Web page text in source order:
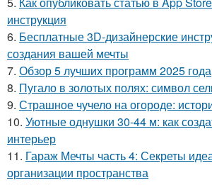
инструкция
6. Бесплатные 3D-дизайнерские
создания вашей мечты
7. Обзор 5 лучших программ 2025 года
8. Пугало в золотых полях: символ
9. Страшное чучело на огороде:
10. Уютные однушки 30-44 м: как
интерьер
11. Гараж Мечты часть 4: Секреты
организации пространства